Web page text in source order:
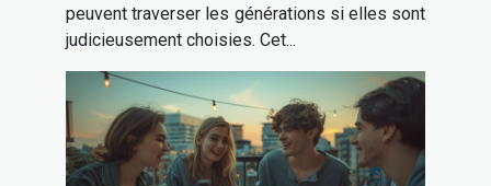
peuvent traverser les générations si elles sont
judicieusement choisies. Cet...